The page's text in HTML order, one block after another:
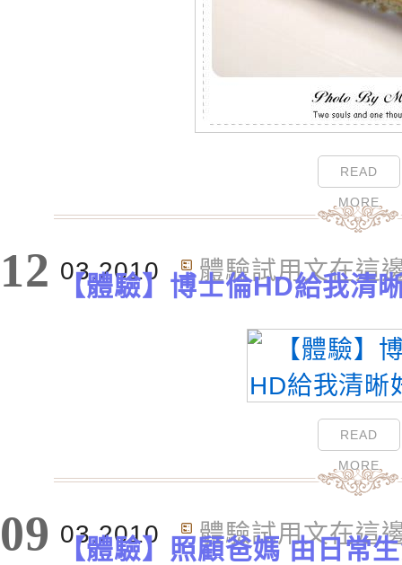
READ
MORE
12 03.2010 體驗試用文在這
【體驗】博士倫HD給我清
READ
MORE
09 03.2010 體驗試用文在這
【體驗】照顧爸媽 由日常